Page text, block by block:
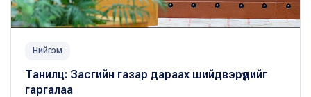
Нийгэм
Танилц: Засгийн газар дараах шийдвэрүүдийг
гаргалаа